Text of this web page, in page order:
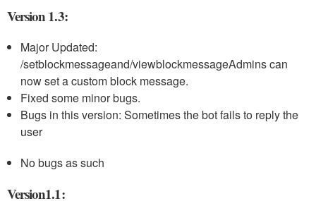
Version 1.3:
Major Updated:
/setblockmessageand/viewblockmessageAdmins can
now set a custom block message.
Fixed some minor bugs.
Bugs in this version: Sometimes the bot fails to reply the
user
No bugs as such
Version1.1: